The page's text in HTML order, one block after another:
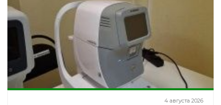
4 августа 2026